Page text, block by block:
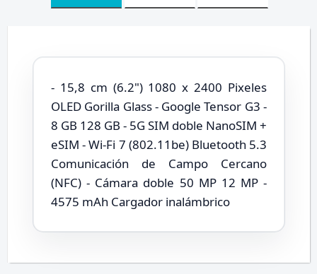
- 15,8 cm (6.2") 1080 x 2400 Pixeles
OLED Gorilla Glass - Google Tensor G3 -
8 GB 128 GB - 5G SIM doble NanoSIM +
eSIM - Wi-Fi 7 (802.11be) Bluetooth 5.3
Comunicación de Campo Cercano
(NFC) - Cámara doble 50 MP 12 MP -
4575 mAh Cargador inalámbrico